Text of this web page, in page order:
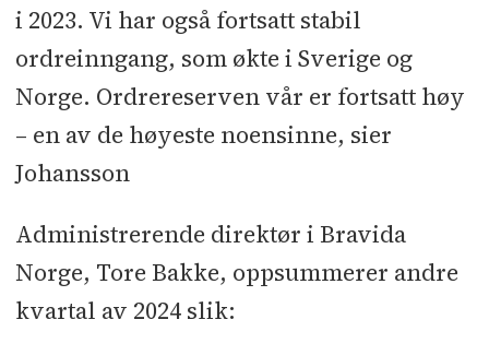
i 2023. Vi har også fortsatt stabil
ordreinngang, som økte i Sverige og
Norge. Ordrereserven vår er fortsatt høy
– en av de høyeste noensinne, sier
Johansson
Administrerende direktør i Bravida
Norge, Tore Bakke, oppsummerer andre
kvartal av 2024 slik: